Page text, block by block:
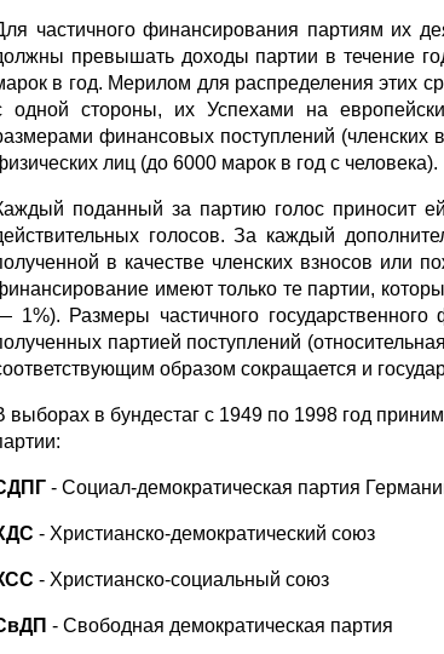
частичного финансирования партиям их
превышать доходы пар­тии в течение
в год. Мерилом для распределения этих
одной стороны, их Успехами на
финансовых поступлений (членских
лиц (до 6000 марок в год с человека).
поданный за партию голос приносит
голосов. За каждый
в качестве членских взносов или
имеют только те партии,
1%). Размеры частичного
партией поступлений
образом сокращается и
выборах в бундестаг с 1949 по 1998 год
- Социал-демократическая партия
- Христианско-демократический союз
- Христианско-социальный союз
- Свободная демократическая партия